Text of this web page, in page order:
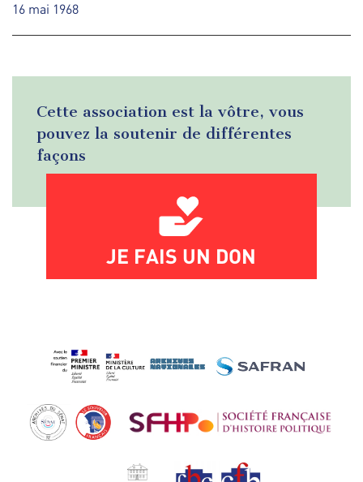
16 mai 1968
Cette association est la vôtre, vous
pouvez la soutenir de différentes
façons
JE FAIS UN DON